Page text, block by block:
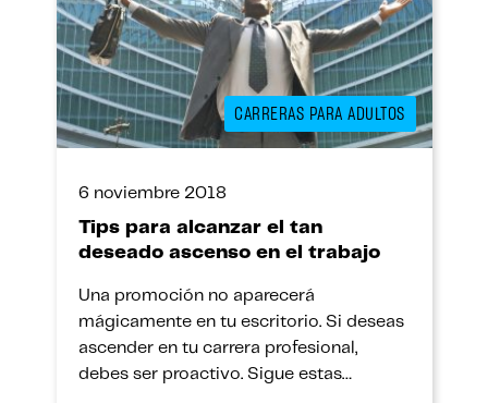
CARRERAS PARA ADULTOS
6 noviembre 2018
Tips para alcanzar el tan
deseado ascenso en el trabajo
Una promoción no aparecerá
mágicamente en tu escritorio. Si deseas
ascender en tu carrera profesional,
debes ser proactivo. Sigue estas